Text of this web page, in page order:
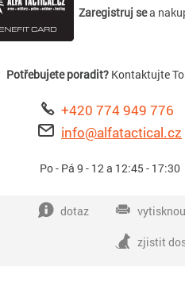
Zaregistruj sea
Potřebujete poradit?Kontaktujte
+420 774 949 776
info@alfatactical.cz
Po - Pá 9 - 12 a 12:45 - 17:30
dotaz
zjistit